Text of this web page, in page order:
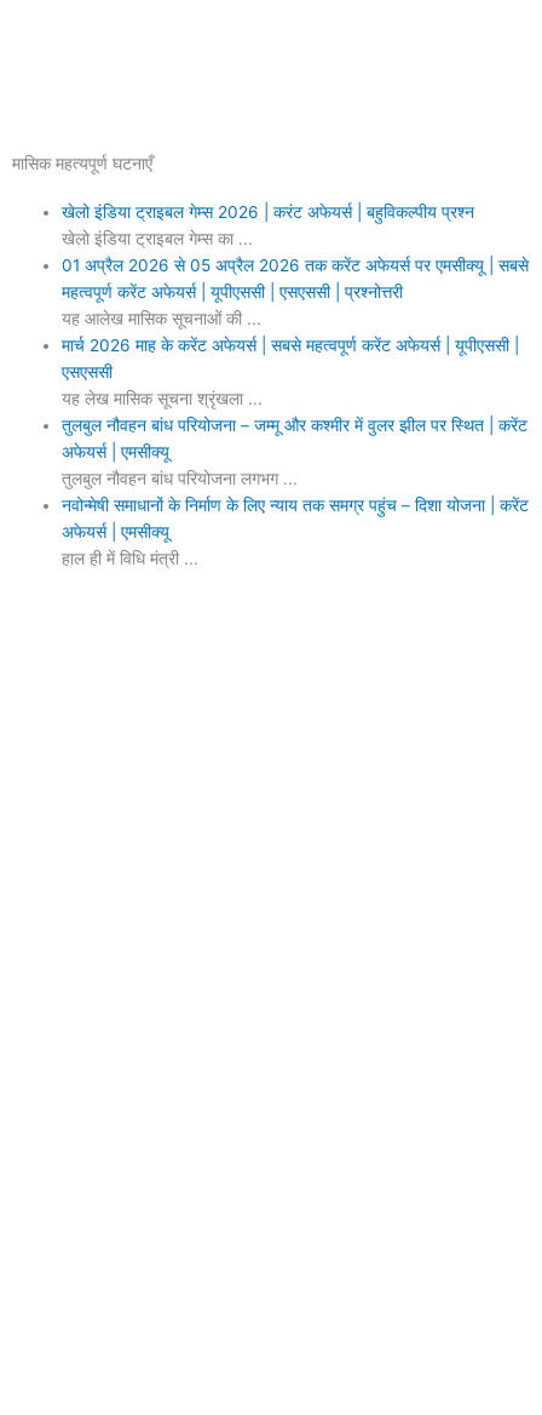
मासिक महत्यपूर्ण घटनाएँ
खेलो इंडिया ट्राइबल गेम्स 2026 | करंट अफेयर्स | बहुविकल्पीय प्रश्न
खेलो इंडिया ट्राइबल गेम्स का ...
01 अप्रैल 2026 से 05 अप्रैल 2026 तक करेंट अफेयर्स पर एमसीक्यू | सबसे
महत्वपूर्ण करेंट अफेयर्स | यूपीएससी | एसएससी | प्रश्नोत्तरी
यह आलेख मासिक सूचनाओं की ...
मार्च 2026 माह के करेंट अफेयर्स | सबसे महत्वपूर्ण करेंट अफेयर्स | यूपीएससी |
एसएससी
यह लेख मासिक सूचना श्रृंखला ...
तुलबुल नौवहन बांध परियोजना – जम्मू और कश्मीर में वुलर झील पर स्थित | करेंट
अफेयर्स | एमसीक्यू
तुलबुल नौवहन बांध परियोजना लगभग ...
नवोन्मेषी समाधानों के निर्माण के लिए न्याय तक समग्र पहुंच – दिशा योजना | करेंट
अफेयर्स | एमसीक्यू
हाल ही में विधि मंत्री ...